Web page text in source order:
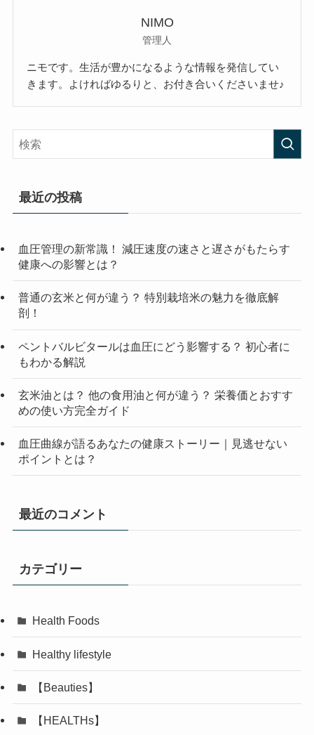
NIMO
管理人
ニモです。生活が豊かになるような情報を発信してい
きます。よければゆるりと、お付き合いくださいませ♪
最近の投稿
血圧管理の新常識！ 減圧速度の速さと遅さがもたらす
健康への影響とは？
普通の玄米と何が違う？ 特別栽培米の魅力を徹底解
剖！
ペントバルビタールは血圧にどう影響する？ 初心者に
もわかる解説
玄米油とは？ 他の食用油と何が違う？ 栄養価とおすす
めの使い方完全ガイド
血圧曲線が語るあなたの健康ストーリー｜見逃せない
ポイントとは？
最近のコメント
カテゴリー
Health Foods
Healthy lifestyle
【Beauties】
【HEALTHs】